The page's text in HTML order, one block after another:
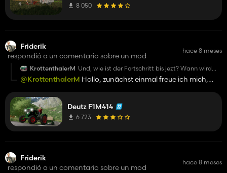
8 050
Friderik
respondió a un comentario sobre un mod
hace 8 meses
KrottenthalerM Und, wie ist der Fortschritt bis jezt? Wann wird
die Mod ungefähr fertig?
@KrottenthalerM Hallo, zunächst einmal freue ich mich,
habe die F3 Deutz tatsächlich ein wenig vergessen. Es tut mir
leid, dass ich dich warten ließ. Ich fange jetzt an, sie
fertigzustellen, damit du sie so schnell wie möglich
bekommst. Grüße
Deutz F1M414
6 723
Friderik
respondió a un comentario sobre un mod
hace 8 meses